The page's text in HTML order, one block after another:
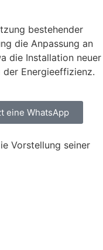
bestehender
die Anpassung an
die Installation neuer
Energieeffizienz.
eine WhatsApp